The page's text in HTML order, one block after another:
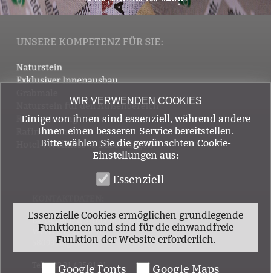
UNSERE KOMPETENZ FÜR SIE:
Naturstein
Exklusiver Innenausbau
Naturstein für den Außenbereich
Restaurierung
Rafinesse in Stein
Hotel-, Wellness- & Büroanlagen
Bartscher & Wortmann GmbH
Werkzeugstraße 16
58093 Hagen
Tel. 0 23 31 / 35 91 91
WIR VERWENDEN COOKIES
Einige von ihnen sind essenziell, während andere
Ihnen einen besseren Service bereitstellen.
Bitte wählen Sie die gewünschten Cookie-
Einstellungen aus:
Essenziell
Essenzielle Cookies ermöglichen grundlegende
Funktionen und sind für die einwandfreie
Funktion der Website erforderlich.
Google Fonts Google Maps